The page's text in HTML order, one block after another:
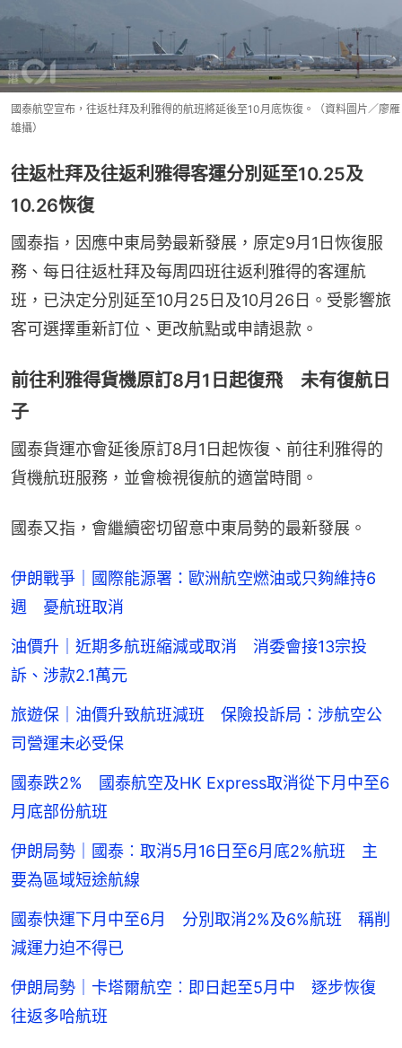
國泰航空宣布，往返杜拜及利雅得的航班將延後至10月底恢復。（資料圖片／廖雁
雄攝）
往返杜拜及往返利雅得客運分別延至10.25及
10.26恢復
國泰指，因應中東局勢最新發展，原定9月1日恢復服
務、每日往返杜拜及每周四班往返利雅得的客運航
班，已決定分別延至10月25日及10月26日。受影響旅
客可選擇重新訂位、更改航點或申請退款。
前往利雅得貨機原訂8月1日起復飛 未有復航日
子
國泰貨運亦會延後原訂8月1日起恢復、前往利雅得的
貨機航班服務，並會檢視復航的適當時間。
國泰又指，會繼續密切留意中東局勢的最新發展。
伊朗戰爭｜國際能源署：歐洲航空燃油或只夠維持6
週 憂航班取消
油價升｜近期多航班縮減或取消 消委會接13宗投
訴、涉款2.1萬元
旅遊保｜油價升致航班減班 保險投訴局：涉航空公
司營運未必受保
國泰跌2% 國泰航空及HK Express取消從下月中至6
月底部份航班
伊朗局勢｜國泰︰取消5月16日至6月底2%航班 主
要為區域短途航線
國泰快運下月中至6月 分別取消2%及6%航班 稱削
減運力迫不得已
伊朗局勢｜卡塔爾航空︰即日起至5月中 逐步恢復
往返多哈航班